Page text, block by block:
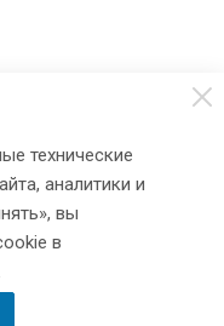
технические
аналитики и
вы
в